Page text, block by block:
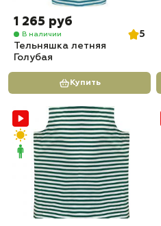
1 265 руб
В наличии
5
Тельняшка летняя
Голубая
Купить